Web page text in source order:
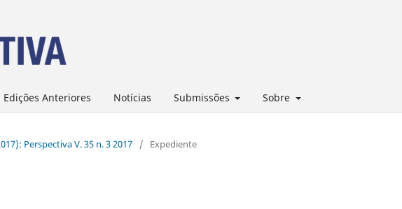
Edições Anteriores Notícias Submissões Sobre
Perspectiva V. 35 n. 3 2017 / Expediente